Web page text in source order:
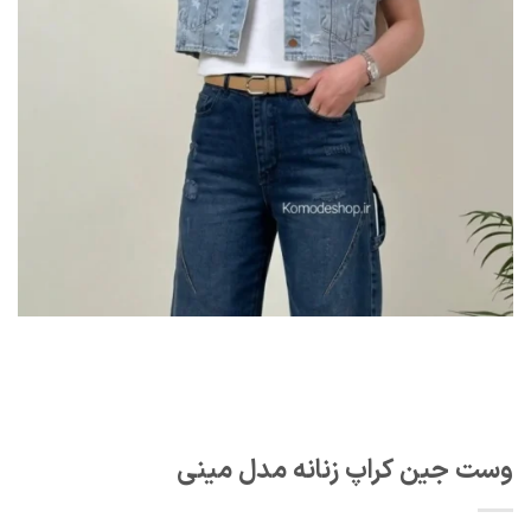
وست جین کراپ زنانه مدل مینی